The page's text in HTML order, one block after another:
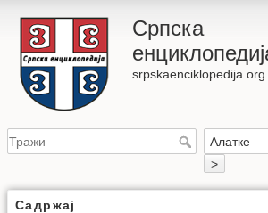
Српска
srpskaenciklopedija.org
>
Садржај